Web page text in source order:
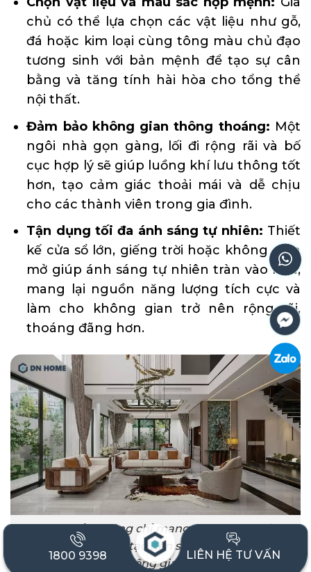
chủ có thể lựa chọn các vật liệu như gỗ,
đá hoặc kim loại cùng tông màu chủ đạo
tương sinh với bản mệnh để tạo sự cân
bằng và tăng tính hài hòa cho tổng thể
nội thất.
Đảm bảo không gian thông thoáng: Một
ngôi nhà gọn gàng, lối đi rộng rãi và bố
cục hợp lý sẽ giúp luồng khí lưu thông tốt
hơn, tạo cảm giác thoải mái và dễ chịu
cho các thành viên trong gia đình.
Tận dụng tối đa ánh sáng tự nhiên: Thiết
kế cửa sổ lớn, giếng trời hoặc không gian
mở giúp ánh sáng tự nhiên tràn vào nhà,
mang lại nguồn năng lượng tích cực và
làm cho không gian trở nên rộng rãi,
thoáng đãng hơn.
Phong thủy không chỉ mang ý nghĩa tâm linh
mà còn góp phần tạo nên sự hài hòa trong bố
cục không gian sống
1800 9398 LIÊN HỆ TƯ VẤN